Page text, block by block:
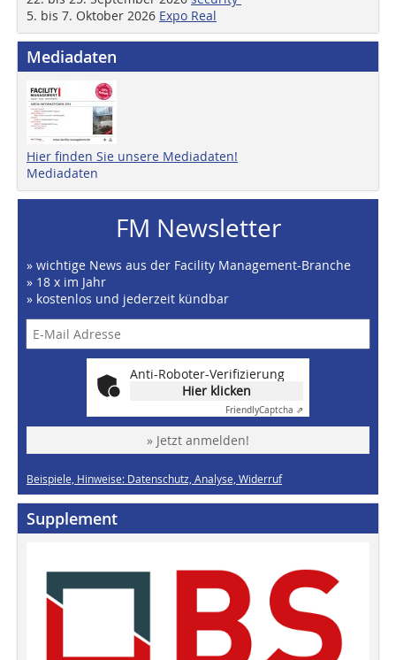
5. bis 7. Oktober 2026 Expo Real
Mediadaten
Hier finden Sie unsere Mediadaten!
Mediadaten
FM Newsletter
» wichtige News aus der Facility Management-Branche
» 18 x im Jahr
» kostenlos und jederzeit kündbar
Anti-Roboter-Verifizierung
Hier klicken
FriendlyCaptcha ⇗
» Jetzt anmelden!
Beispiele, Hinweise: Datenschutz, Analyse, Widerruf
Supplement